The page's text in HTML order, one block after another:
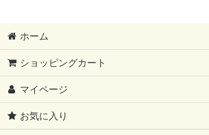
ホーム
ショッピングカート
マイページ
お気に入り